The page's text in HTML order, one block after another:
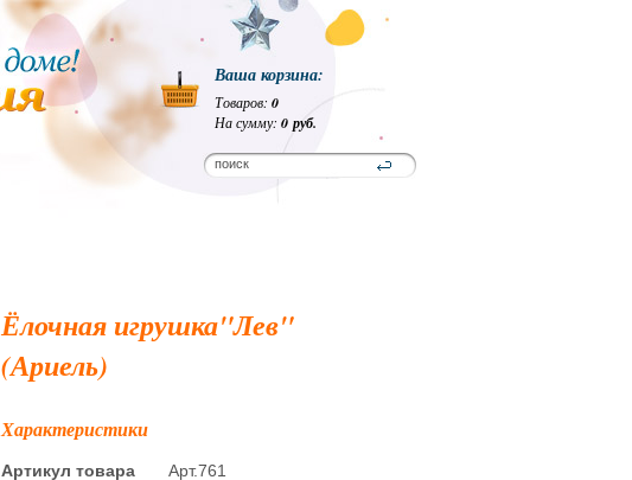
Ваша корзина:
Товаров: 0
На сумму: 0 руб.
Ёлочная игрушка"Лев"
(Ариель)
Характеристики
Артикул товара Арт.761